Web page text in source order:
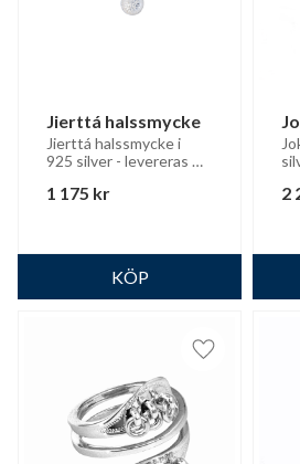
Jierttá halssmycke
Jierttá halssmycke i
925 silver - levereras
1 175 kr 2
Lägg till i